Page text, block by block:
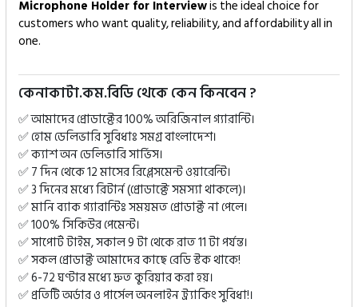
Microphone Holder for Interviewis the ideal choice for
customers who want quality, reliability, and affordability all in
one.
কেনাকাটা.কম.বিডি থেকে কেন কিনবেন ?
✅ আমাদের প্রোডাক্টের 100% অরিজিনাল গ্যারান্টি।
✅ হোম ডেলিভারি সুবিধাঃ সমগ্র বাংলাদেশ।
✅ ক্যাশ অন ডেলিভারি সার্ভিস।
✅ 7 দিন থেকে 12 মাসের রিপ্লেসমেন্ট ওয়ারেন্টি।
✅ 3 দিনের মধ্যে রিটার্ন (প্রোডাক্টে সমস্যা থাকলে)।
✅ মানি ব্যাক গ্যারান্টিঃ সময়মত প্রোডাক্ট না পেলে।
✅ 100% সিকিউর পেমেন্ট।
✅ সাপোর্ট টাইম, সকাল 9 টা থেকে রাত 11 টা পর্যন্ত।
✅ সকল প্রোডাক্ট আমাদের কাছে রেডি স্টক থাকে!
✅ 6-72 ঘণ্টার মধ্যে দ্রুত কুরিয়ার করা হয়।
✅ প্রতিটি অর্ডার ও পার্সেল অনলাইন ট্র্যাকিং সুবিধা!।